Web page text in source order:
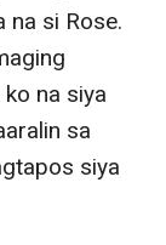
na si Rose.
na siya
sa
siya